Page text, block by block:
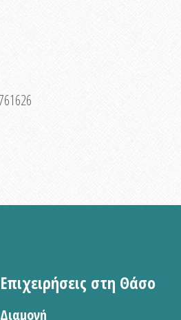
Επιχειρήσεις στη Θάσο
Διαμονή